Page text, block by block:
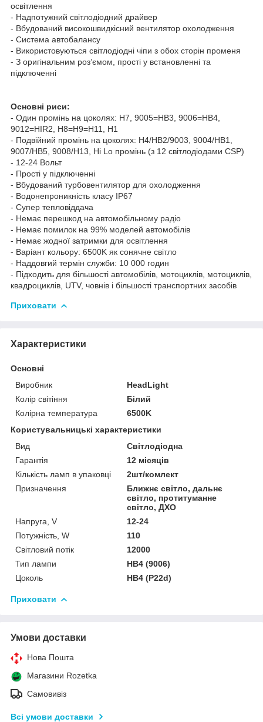
освітлення
- Надпотужний світлодіодний драйвер
- Вбудований високошвидкісний вентилятор охолодження
- Система автобалансу
- Використовуються світлодіодні чіпи з обох сторін променя
- З оригінальним роз’ємом, прості у встановленні та
підключенні
Основні риси:
- Один промінь на цоколях: H7, 9005=HB3, 9006=HB4,
9012=HIR2, H8=H9=H11, H1
- Подвійний промінь на цоколях: H4/HB2/9003, 9004/HB1,
9007/HB5, 9008/H13, Hi Lo промінь (з 12 світлодіодами CSP)
- 12-24 Вольт
- Прості у підключенні
- Вбудований турбовентилятор для охолодження
- Водонепроникність класу IP67
- Супер тепловіддача
- Немає перешкод на автомобільному радіо
- Немає помилок на 99% моделей автомобілів
- Немає жодної затримки для освітлення
- Варіант кольору: 6500K як сонячне світло
- Наддовгий термін служби: 10 000 годин
- Підходить для більшості автомобілів, мотоциклів, мотоциклів,
квадроциклів, UTV, човнів і більшості транспортних засобів
Приховати
Характеристики
Основні
Виробник
HeadLight
Колір світіння
Білий
Колірна температура
6500K
Користувальницькі характеристики
Вид
Світлодіодна
Гарантія
12 місяців
Кількість ламп в упаковці
2шт/комлект
Призначення
Ближнє світло, дальнє
світло, протитуманне
світло, ДХО
Напруга, V
12-24
Потужність, W
110
Світловий потік
12000
Тип лампи
HB4 (9006)
Цоколь
HB4 (P22d)
Приховати
Умови доставки
Нова Пошта
Магазини Rozetka
Самовивіз
Всі умови доставки